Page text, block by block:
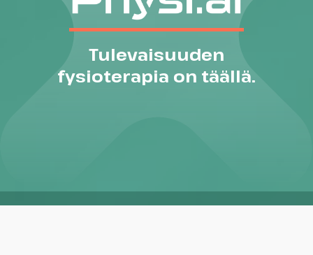
Tulevaisuuden
fysioterapia on täällä.